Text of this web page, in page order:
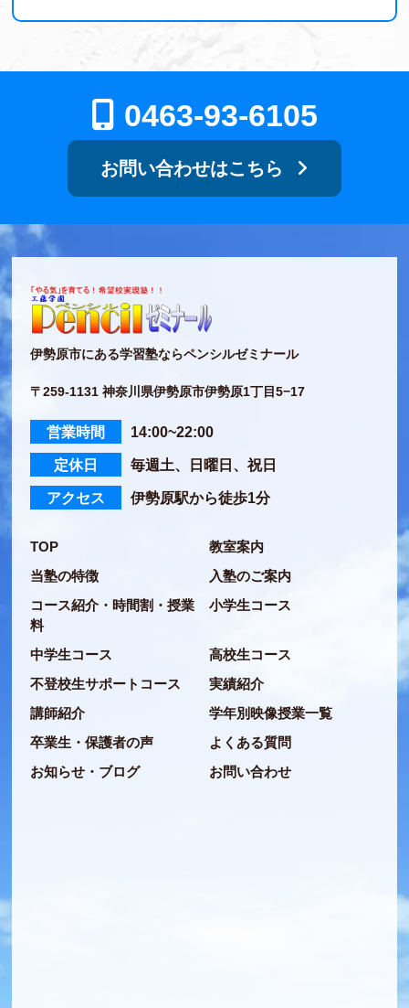
0463-93-6105
お問い合わせはこちら
伊勢原市にある学習塾ならペンシルゼミナール
〒259-1131 神奈川県伊勢原市伊勢原1丁目5−17
営業時間 14:00~22:00
定休日 毎週土、日曜日、祝日
アクセス 伊勢原駅から徒歩1分
TOP
教室案内
当塾の特徴
入塾のご案内
コース紹介・時間割・授業
料
小学生コース
中学生コース
高校生コース
不登校生サポートコース
実績紹介
講師紹介
学年別映像授業一覧
卒業生・保護者の声
よくある質問
お知らせ・ブログ
お問い合わせ